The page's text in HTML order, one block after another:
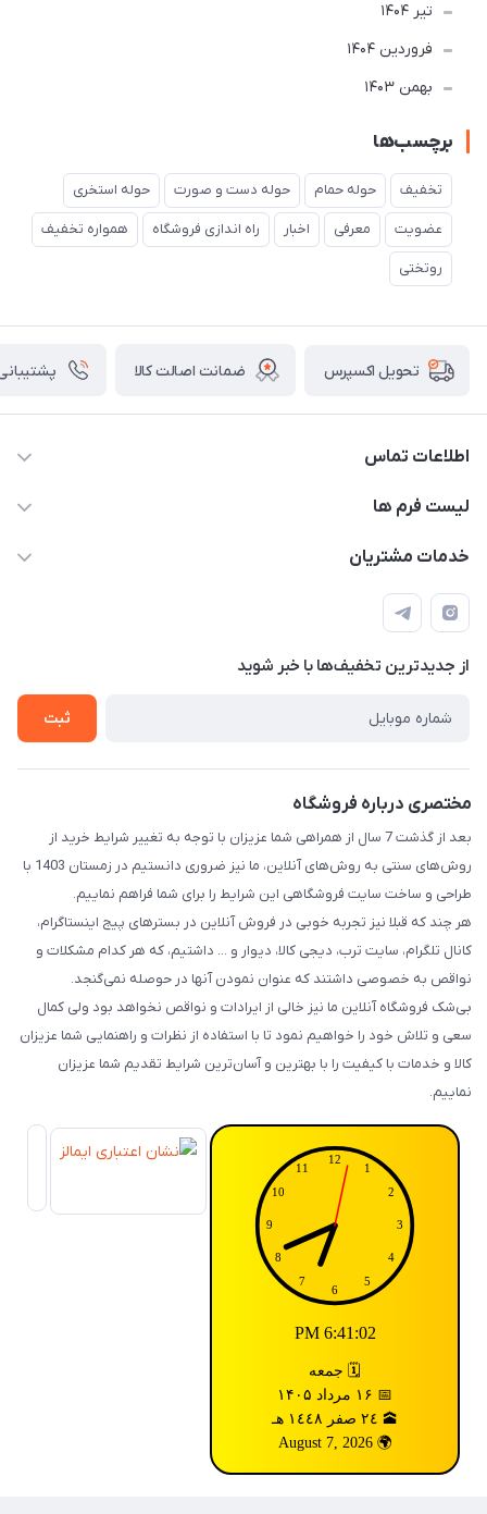
تير 1404
فروردین 1404
بهمن 1403
برچسب‌ها
تخفیف حوله حمام حوله دست و صورت حوله استخری
عضویت معرفی اخبار راه اندازی فروشگاه همواره تخفیف
روتختی
تحویل اکسپرس ضمانت اصالت کالا پشتیبانی ۲۴
اطلاعات تماس
09143214008
مختاری، نرسیده به مسجد سفید
لیست فرم ها
فرم سفارش محصولات چاپی
فرم سفارش محصولات ناموجود
فروشنده شو
خدمات مشتریان
قوانین و مقررات
حریم خصوصی
راهنما
از جدید‌ترین تخفیف‌ها با‌ خبر شوید
ثبت
مختصری درباره فروشگاه
بعد از گذشت 7 سال از همراهی شما عزیزان با توجه به تغییر شرایط خرید از
روش‌های سنتی به روش‌های آنلاین، ما نیز ضروری دانستیم در زمستان 1403 با
طراحی و ساخت سایت فروشگاهی این شرایط را برای شما فراهم نماییم.
هر چند که قبلا نیز تجربه خوبی در فروش آنلاین در بسترهای پیج اینستاگرام،
کانال تلگرام، سایت ترب، دیجی کالا، دیوار و ... داشتیم، که هر کدام مشکلات و
نواقص به خصوصی داشتند که عنوان نمودن آنها در حوصله نمی‌گنجد.
بی‌شک فروشگاه آنلاین ما نیز خالی از ایرادات و نواقص نخواهد بود ولی کمال
سعی و تلاش خود را خواهیم نمود تا با استفاده از نظرات و راهنمایی شما عزیزان
کالا و خدمات با کیفیت را با بهترین و آسان‌ترین شرایط تقدیم شما عزیزان
نماییم.
6:41:03 PM
🗓️ جمعه
📅 ۱۶ مرداد ۱۴۰۵
🕋 ٢٤ صفر ١٤٤٨ هـ
🌍 August 7, 2026